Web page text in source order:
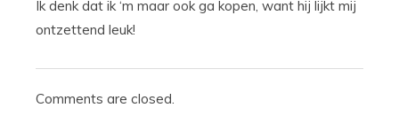
Ik denk dat ik ‘m maar ook ga kopen, want hij lijkt mij
ontzettend leuk!
Comments are closed.